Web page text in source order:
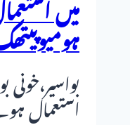
میں
بواسیر،خونی
استعمال